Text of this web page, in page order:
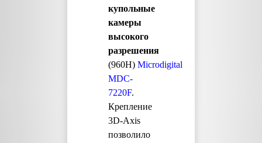
купольные
камеры
высокого
разрешения
(960H) Microdigital
MDC-
7220F.
Крепление
3D-Axis
позволило